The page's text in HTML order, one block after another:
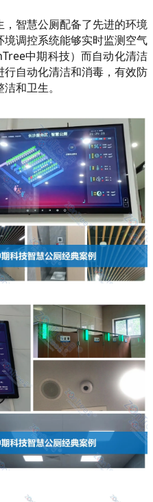
智慧公厕配备了先进的环境
调控系统能够实时监测空气
中期科技）而自动化清洁
自动化清洁和消毒，有效防
和卫生。